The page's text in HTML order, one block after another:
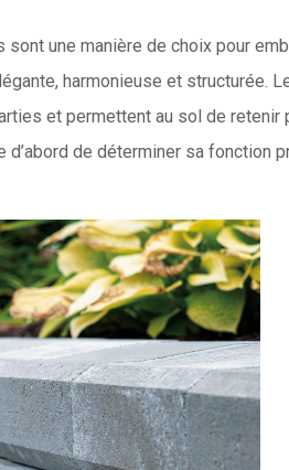
sont une manière de choix pour
harmonieuse et structurée.
et permettent au sol de retenir
d’abord de déterminer sa fonction